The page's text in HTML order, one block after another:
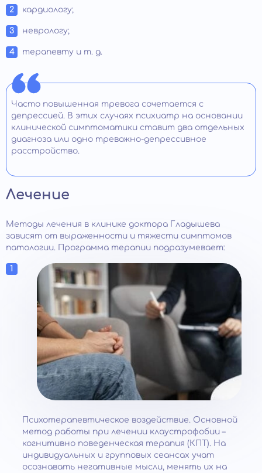
кардиологу;
неврологу;
терапевту и т. д.
Часто повышенная тревога сочетается с
депрессией. В этих случаях психиатр на основании
клинической симптоматики ставит два отдельных
диагноза или одно тревожно-депрессивное
расстройство.
Лечение
Методы лечения в клинике доктора Гладышева
зависят от выраженности и тяжести симптомов
патологии. Программа терапии подразумевает:
Психотерапевтическое воздействие. Основной
метод работы при лечении клаустрофобии –
когнитивно поведенческая терапия (КПТ). На
индивидуальных и групповых сеансах учат
осознавать негативные мысли, менять их на